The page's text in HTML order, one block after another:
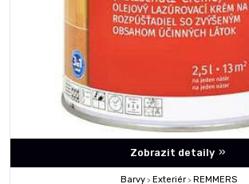
Zobrazit detaily
Barvy> Exteriér> REMMERS